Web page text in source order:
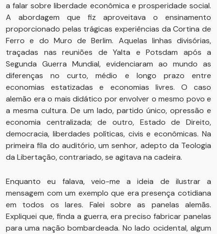
a falar sobre liberdade econômica e prosperidade social.
A abordagem que fiz aproveitava o ensinamento
proporcionado pelas trágicas experiências da Cortina de
Ferro e do Muro de Berlim. Aquelas linhas divisórias,
traçadas nas reuniões de Yalta e Potsdam após a
Segunda Guerra Mundial, evidenciaram ao mundo as
diferenças no curto, médio e longo prazo entre
economias estatizadas e economias livres. O caso
alemão era o mais didático por envolver o mesmo povo e
a mesma cultura. De um lado, partido único, opressão e
economia centralizada; de outro, Estado de Direito,
democracia, liberdades políticas, civis e econômicas. Na
primeira fila do auditório, um senhor, adepto da Teologia
da Libertação, contrariado, se agitava na cadeira.
Enquanto eu falava, veio-me a ideia de ilustrar a
mensagem com um exemplo que era presença cotidiana
em todos os lares. Falei sobre as panelas alemãs.
Expliquei que, finda a guerra, era preciso fabricar panelas
para uma nação bombardeada. No lado ocidental, algum